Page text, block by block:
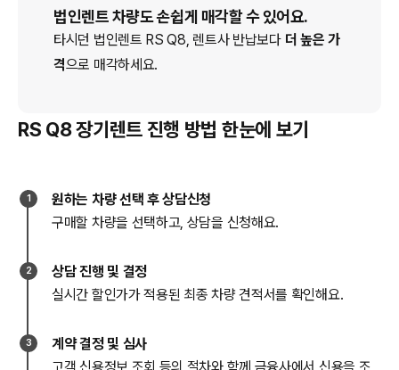
법인렌트 차량도 손쉽게 매각할 수 있어요.
타시던 법인렌트 RS Q8 , 렌트사 반납보다 더 높은 가
격으로 매각하세요.
RS Q8 장기렌트 진행 방법 한눈에 보기
1
원하는 차량 선택 후 상담신청
구매할 차량을 선택하고, 상담을 신청해요.
2
상담 진행 및 결정
실시간 할인가가 적용된 최종 차량 견적서를 확인해요.
3
계약 결정 및 심사